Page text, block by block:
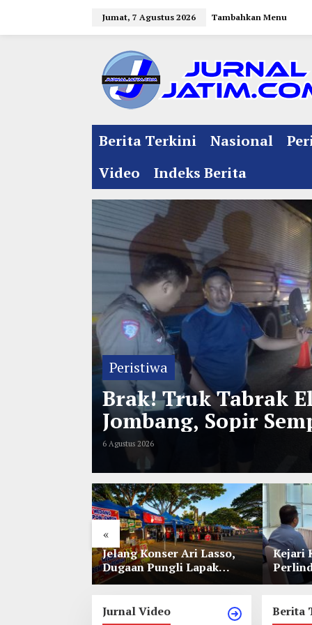
Jumat, 7 Agustus 2026 Tambahkan Menu
Berita Terkini Nasional
Video
Indeks Berita
Peristiwa
Brak! Truk Tabrak
Jombang, Sopir
6 Agustus 2026
«
Jelang Konser Ari Lasso,
Dugaan Pungli Lapak
UMKM di Hari Jadi Kediri
Kejari
Lewat
Jurnal Video
Berita